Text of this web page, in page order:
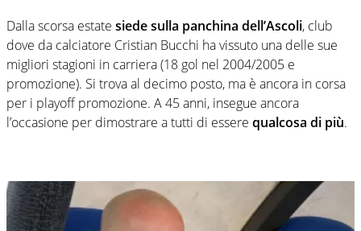
Dalla scorsa estate siede sulla panchina dell’Ascoli, club
dove da calciatore Cristian Bucchi ha vissuto una delle sue
migliori stagioni in carriera (18 gol nel 2004/2005 e
promozione). Si trova al decimo posto, ma è ancora in corsa
per i playoff promozione. A 45 anni, insegue ancora
l’occasione per dimostrare a tutti di essere qualcosa di più.